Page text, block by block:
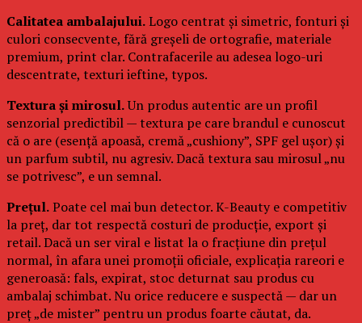
Calitatea ambalajului.Logo centrat și simetric, fonturi și
culori consecvente, fără greșeli de ortografie, materiale
premium, print clar. Contrafacerile au adesea logo-uri
descentrate, texturi ieftine, typos.
Textura și mirosul.Un produs autentic are un profil
senzorial predictibil — textura pe care brandul e cunoscut
că o are (esență apoasă, cremă „cushiony”, SPF gel ușor) și
un parfum subtil, nu agresiv. Dacă textura sau mirosul „nu
se potrivesc”, e un semnal.
Prețul.Poate cel mai bun detector. K-Beauty e competitiv
la preț, dar tot respectă costuri de producție, export și
retail. Dacă un ser viral e listat la o fracțiune din prețul
normal, în afara unei promoții oficiale, explicația rareori e
generoasă: fals, expirat, stoc deturnat sau produs cu
ambalaj schimbat. Nu orice reducere e suspectă — dar un
preț „de mister” pentru un produs foarte căutat, da.